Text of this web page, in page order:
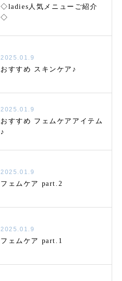
◇ladies人気メニューご紹介
◇
2025.01.9
おすすめ スキンケア♪
2025.01.9
おすすめ フェムケアアイテム
♪
2025.01.9
フェムケア part.2
2025.01.9
フェムケア part.1